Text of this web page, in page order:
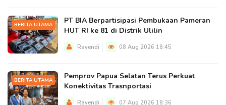
BERITA UTAMA
PT BIA Berpartisipasi Pembukaan Pameran
HUT RI ke 81 di Distrik Ulilin
Rayendi 08 Aug 2026 18:45
BERITA UTAMA
Pemprov Papua Selatan Terus Perkuat
Konektivitas Trasnportasi
Rayendi 07 Aug 2026 18:36